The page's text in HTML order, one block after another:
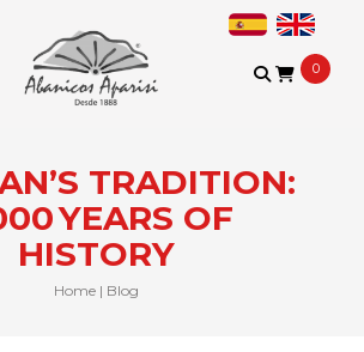
0
TRADITION:
YEARS OF
HISTORY
Home| Blog